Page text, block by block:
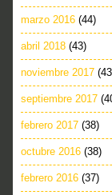
marzo 2016 (44)
abril 2018 (43)
noviembre 2017
septiembre 2017
febrero 2017 (38)
octubre 2016 (38)
febrero 2016 (37)